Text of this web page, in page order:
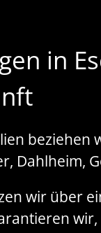
in
beziehen
Dahlheim,
wir über